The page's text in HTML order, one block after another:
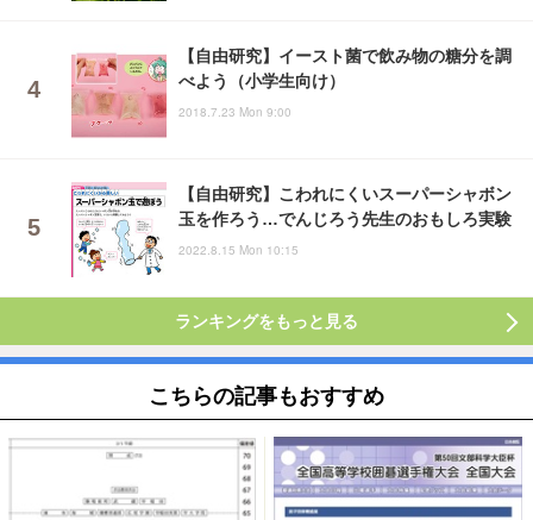
【自由研究】イースト菌で飲み物の糖分を調
べよう（小学生向け）
2018.7.23 Mon 9:00
【自由研究】こわれにくいスーパーシャボン
玉を作ろう…でんじろう先生のおもしろ実験
2022.8.15 Mon 10:15
ランキングをもっと見る
こちらの記事もおすすめ